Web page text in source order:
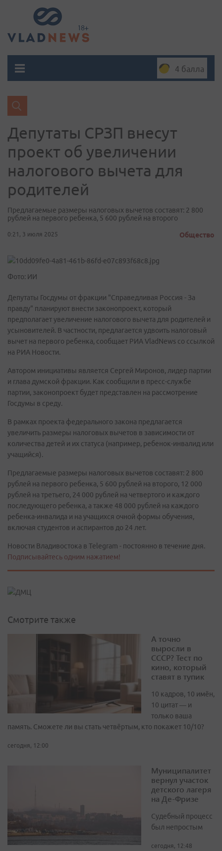
4 балла
Депутаты СРЗП внесут
проект об увеличении
налогового вычета для
родителей
Предлагаемые размеры налоговых вычетов составят: 2 800
рублей на первого ребенка, 5 600 рублей на второго
0:21, 3 июля 2025 Общество
Фото: ИИ
Депутаты Госдумы от фракции "Справедливая Россия - За
правду" планируют внести законопроект, который
предполагает увеличение налогового вычета для родителей и
усыновителей. В частности, предлагается удвоить налоговый
вычет на первого ребенка, сообщает РИА VladNews со ссылкой
на РИА Новости.
Автором инициативы является Сергей Миронов, лидер партии
и глава думской фракции. Как сообщили в пресс-службе
партии, законопроект будет представлен на рассмотрение
Госдумы в среду.
В рамках проекта федерального закона предлагается
увеличить размеры налоговых вычетов в зависимости от
количества детей и их статуса (например, ребенок-инвалид или
учащийся).
Предлагаемые размеры налоговых вычетов составят: 2 800
рублей на первого ребенка, 5 600 рублей на второго, 12 000
рублей на третьего, 24 000 рублей на четвертого и каждого
последующего ребенка, а также 48 000 рублей на каждого
ребенка-инвалида и на учащихся очной формы обучения,
включая студентов и аспирантов до 24 лет.
Новости Владивостока в Telegram - постоянно в течение дня.
Подписывайтесь одним нажатием!
Смотрите также
А точно
выросли в
СССР? Тест по
кино, который
ставят в тупик
10 кадров, 10 имён,
10 цитат — и
только ваша
память. Сможете ли вы стать четвёртым, кто покажет 10/10?
сегодня, 12:00
Муниципалитет
вернул участок
детского лагеря
на Де-Фризе
Судебный процесс
был непростым
сегодня, 12:48